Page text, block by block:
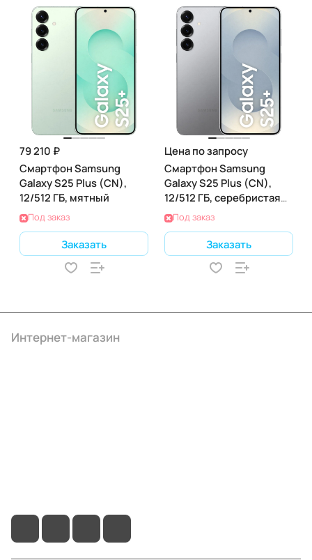
79 210 ₽
Смартфон Samsung
Galaxy S25 Plus (CN),
12/512 ГБ, мятный
Под заказ
Заказать
Цена по запросу
Смартфон Samsung
Galaxy S25 Plus (CN),
12/512 ГБ, серебристая
тень
Под заказ
Заказать
Интернет-магазин